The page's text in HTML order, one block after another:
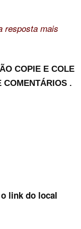
resposta mais
COPIE E COLE
COMENTÁRIOS .
link do local